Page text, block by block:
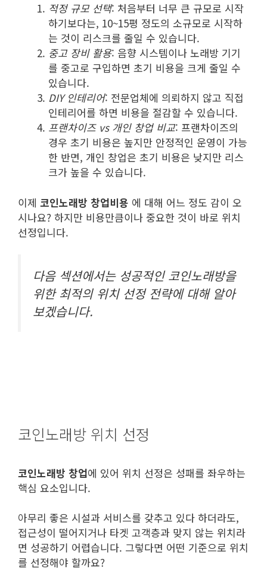
적정 규모 선택: 처음부터 너무 큰 규모로 시작
하기보다는, 10~15평 정도의 소규모로 시작하
는 것이 리스크를 줄일 수 있습니다.
중고 장비 활용: 음향 시스템이나 노래방 기기
를 중고로 구입하면 초기 비용을 크게 줄일 수
있습니다.
DIY 인테리어: 전문업체에 의뢰하지 않고 직접
인테리어를 하면 비용을 절감할 수 있습니다.
프랜차이즈 vs 개인 창업 비교: 프랜차이즈의
경우 초기 비용은 높지만 안정적인 운영이 가능
한 반면, 개인 창업은 초기 비용은 낮지만 리스
크가 높을 수 있습니다.
이제 코인노래방 창업비용 에 대해 어느 정도 감이 오
시나요? 하지만 비용만큼이나 중요한 것이 바로 위치
선정입니다.
다음 섹션에서는 성공적인 코인노래방을
위한 최적의 위치 선정 전략에 대해 알아
보겠습니다.
코인노래방 위치 선정
코인노래방 창업에 있어 위치 선정은 성패를 좌우하는
핵심 요소입니다.
아무리 좋은 시설과 서비스를 갖추고 있다 하더라도,
접근성이 떨어지거나 타겟 고객층과 맞지 않는 위치라
면 성공하기 어렵습니다. 그렇다면 어떤 기준으로 위치
를 선정해야 할까요?